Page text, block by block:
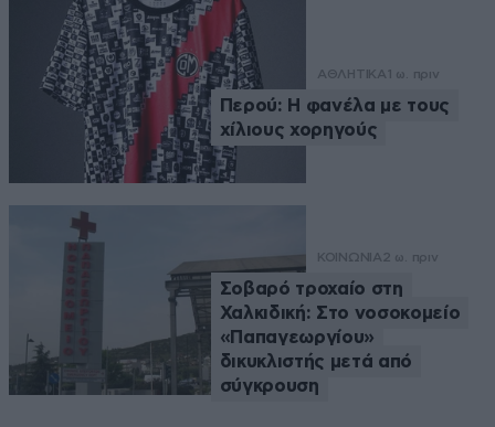
ΑΘΛΗΤΙΚΑ 1 ω. πριν
Περού: Η φανέλα με τους
χίλιους χορηγούς
ΚΟΙΝΩΝΙΑ 2 ω. πριν
Σοβαρό τροχαίο στη
Χαλκιδική: Στο νοσοκομείο
«Παπαγεωργίου»
δικυκλιστής μετά από
σύγκρουση